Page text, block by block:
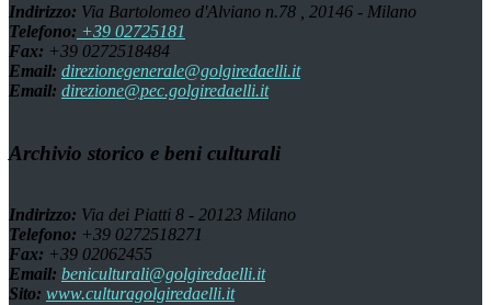
Indirizzo: Via Bartolomeo d'Alviano n.78 , 20146 - Milano
Telefono: +39 02725181
Fax: +39 0272518484
Email: direzionegenerale@golgiredaelli.it
Email: direzione@pec.golgiredaelli.it
Archivio storico e beni culturali
Indirizzo: Via dei Piatti 8 - 20123 Milano
Telefono: +39 0272518271
Fax: +39 02062455
Email: beniculturali@golgiredaelli.it
Sito: www.culturagolgiredaelli.it